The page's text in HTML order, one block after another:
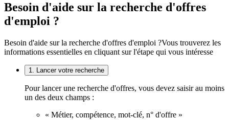
Besoin d'aide sur la recherche d'offres
d'emploi ?
Besoin d'aide sur la recherche d'offres d'emploi ?Vous trouverez les
informations essentielles en cliquant sur l'étape qui vous intéresse
1. Lancer votre recherche
Pour lancer une recherche d'offres, vous devez saisir au moins
un des deux champs :
« Métier, compétence, mot-clé, n° d'offre »